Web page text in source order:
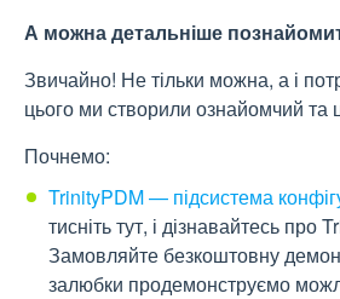
А можна детальніше
Звичайно! Не тільки можна, а і
цього ми створили ознайомчий та
Почнемо:
TrinityPDM — підсистема
тисніть тут, і дізнавайтесь про
Замовляйте безкоштовну
залюбки продемонструємо